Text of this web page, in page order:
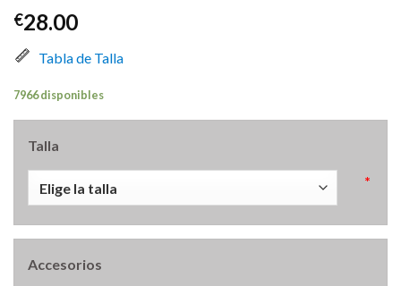
€28.00
Tabla de Talla
7966 disponibles
Talla
*
Accesorios